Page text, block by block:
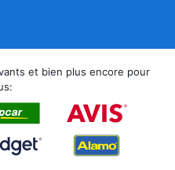
et bien plus encore pour